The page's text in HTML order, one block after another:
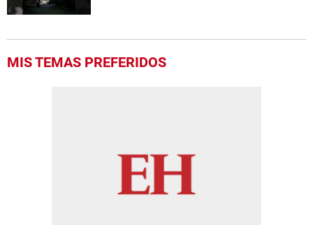
MIS TEMAS PREFERIDOS